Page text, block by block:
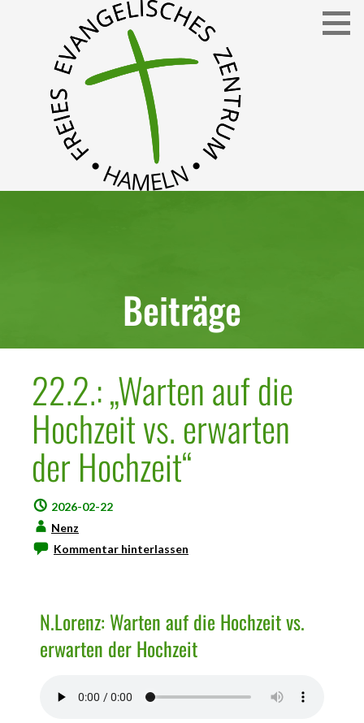
Beiträge
22.2.: „Warten auf die
Hochzeit vs. erwarten
der Hochzeit“
2026-02-22
Nenz
Kommentar hinterlassen
N.Lorenz: Warten auf die Hochzeit vs.
erwarten der Hochzeit